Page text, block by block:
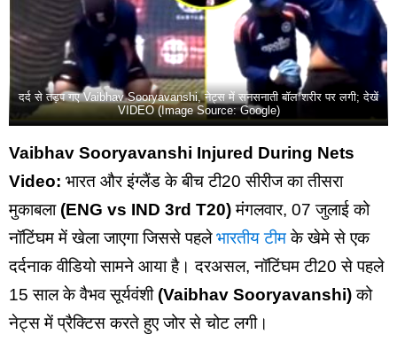
दर्द से तड़प गए Vaibhav Sooryavanshi, नेट्स में सनसनाती बॉल शरीर पर लगी; देखें
VIDEO (Image Source: Google)
Vaibhav Sooryavanshi Injured During Nets
Video: भारत और इंग्लैंड के बीच टी20 सीरीज का तीसरा
मुकाबला (ENG vs IND 3rd T20)मंगलवार, 07 जुलाई को
नॉटिंघम में खेला जाएगा जिससे पहलेभारतीय टीमके खेमे से एक
दर्दनाक वीडियो सामने आया है। दरअसल, नॉटिंघम टी20 से पहले
15 साल के वैभव सूर्यवंशी (Vaibhav Sooryavanshi)को
नेट्स में प्रैक्टिस करते हुए जोर से चोट लगी।